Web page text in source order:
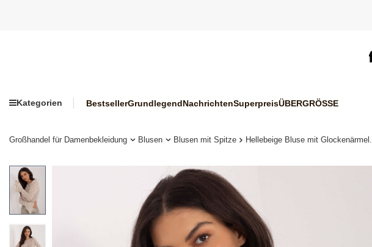
Kategorien BestsellerGrundlegendNachrichtenSuperpreisÜBERGRÖSSE
Großhandel für Damenbekleidung Blusen Blusen mit Spitze Hellebeige Bluse mit Glockenärmel.